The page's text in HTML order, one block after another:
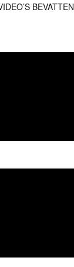
BEVATTEN